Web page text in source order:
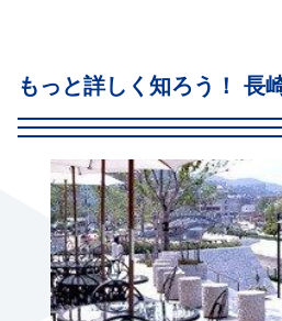
もっと詳しく知ろう！ 長